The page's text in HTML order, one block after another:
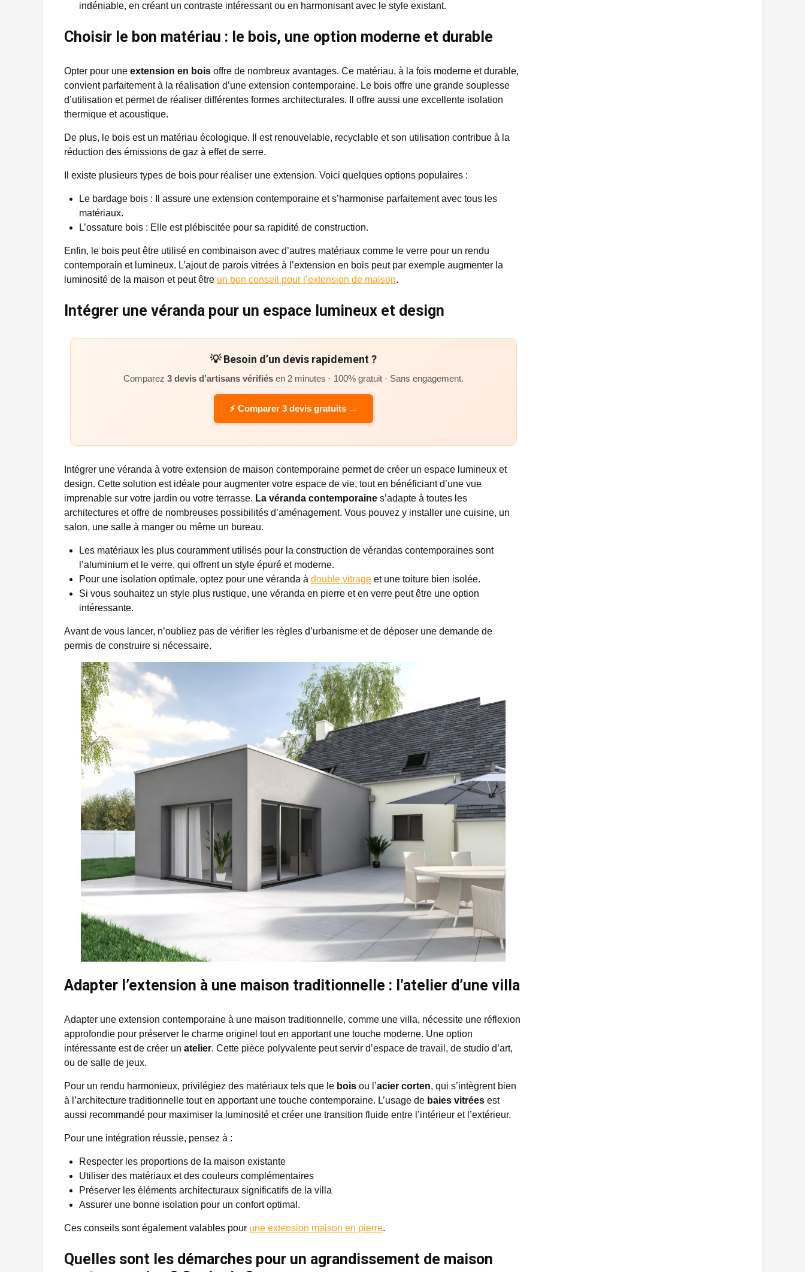
indéniable, en créant un contraste intéressant ou en harmonisant avec le style existant.
Choisir le bon matériau : le bois, une option moderne et durable
Opter pour une extension en bois offre de nombreux avantages. Ce matériau, à la fois moderne et durable,
convient parfaitement à la réalisation d’une extension contemporaine. Le bois offre une grande souplesse
d’utilisation et permet de réaliser différentes formes architecturales. Il offre aussi une excellente isolation
thermique et acoustique.
De plus, le bois est un matériau écologique. Il est renouvelable, recyclable et son utilisation contribue à la
réduction des émissions de gaz à effet de serre.
Il existe plusieurs types de bois pour réaliser une extension. Voici quelques options populaires :
Le bardage bois : Il assure une extension contemporaine et s’harmonise parfaitement avec tous les
matériaux.
L’ossature bois : Elle est plébiscitée pour sa rapidité de construction.
Enfin, le bois peut être utilisé en combinaison avec d’autres matériaux comme le verre pour un rendu
contemporain et lumineux. L’ajout de parois vitrées à l’extension en bois peut par exemple augmenter la
luminosité de la maison et peut être un bon conseil pour l’extension de maison.
Intégrer une véranda pour un espace lumineux et design
💡 Besoin d’un devis rapidement ?
Comparez 3 devis d’artisans vérifiésen 2 minutes · 100% gratuit · Sans engagement.
⚡ Comparer 3 devis gratuits →
Intégrer une véranda à votre extension de maison contemporaine permet de créer un espace lumineux et
design. Cette solution est idéale pour augmenter votre espace de vie, tout en bénéficiant d’une vue
imprenable sur votre jardin ou votre terrasse. La véranda contemporaine s’adapte à toutes les
architectures et offre de nombreuses possibilités d’aménagement. Vous pouvez y installer une cuisine, un
salon, une salle à manger ou même un bureau.
Les matériaux les plus couramment utilisés pour la construction de vérandas contemporaines sont
l’aluminium et le verre, qui offrent un style épuré et moderne.
Pour une isolation optimale, optez pour une véranda à double vitrage et une toiture bien isolée.
Si vous souhaitez un style plus rustique, une véranda en pierre et en verre peut être une option
intéressante.
Avant de vous lancer, n’oubliez pas de vérifier les règles d’urbanisme et de déposer une demande de
permis de construire si nécessaire.
Adapter l’extension à une maison traditionnelle : l’atelier d’une villa
Adapter une extension contemporaine à une maison traditionnelle, comme une villa, nécessite une réflexion
approfondie pour préserver le charme originel tout en apportant une touche moderne. Une option
intéressante est de créer un atelier. Cette pièce polyvalente peut servir d’espace de travail, de studio d’art,
ou de salle de jeux.
Pour un rendu harmonieux, privilégiez des matériaux tels que le bois ou l’acier corten, qui s’intègrent bien
à l’architecture traditionnelle tout en apportant une touche contemporaine. L’usage de baies vitrées est
aussi recommandé pour maximiser la luminosité et créer une transition fluide entre l’intérieur et l’extérieur.
Pour une intégration réussie, pensez à :
Respecter les proportions de la maison existante
Utiliser des matériaux et des couleurs complémentaires
Préserver les éléments architecturaux significatifs de la villa
Assurer une bonne isolation pour un confort optimal.
Ces conseils sont également valables pour une extension maison en pierre.
Quelles sont les démarches pour un agrandissement de maison